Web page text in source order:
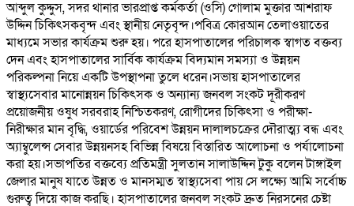
আব্দুল কুদ্দুস, সদর থানার ভারপ্রাপ্ত কর্মকর্তা (ওসি) গোলাম মুক্তার আশরাফ
উদ্দিন চিকিৎসকবৃন্দ এবং স্থানীয় নেতৃবৃন্দ।পবিত্র কোরআন তেলাওয়াতের
মাধ্যমে সভার কার্যক্রম শুরু হয়। পরে হাসপাতালের পরিচালক স্বাগত বক্তব্য
দেন এবং হাসপাতালের সার্বিক কার্যক্রম বিদ্যমান সমস্যা ও উন্নয়ন
পরিকল্পনা নিয়ে একটি উপস্থাপনা তুলে ধরেন।সভায় হাসপাতালের
স্বাস্থ্যসেবার মানোন্নয়ন চিকিৎসক ও অন্যান্য জনবল সংকট দূরীকরণ
প্রয়োজনীয় ওষুধ সরবরাহ নিশ্চিতকরণ, রোগীদের চিকিৎসা ও পরীক্ষা-
নিরীক্ষার মান বৃদ্ধি, ওয়ার্ডের পরিবেশ উন্নয়ন দালালচক্রের দৌরাত্ম্য বন্ধ এবং
অ্যাম্বুলেন্স সেবার উন্নয়নসহ বিভিন্ন বিষয়ে বিস্তারিত আলোচনা ও পর্যালোচনা
করা হয়।সভাপতির বক্তব্যে প্রতিমন্ত্রী সুলতান সালাউদ্দিন টুকু বলেন টাঙ্গাইল
জেলার মানুষ যাতে উন্নত ও মানসম্মত স্বাস্থ্যসেবা পায় সে লক্ষ্যে আমি সর্বোচ্চ
গুরুত্ব দিয়ে কাজ করছি। হাসপাতালের জনবল সংকট দ্রুত নিরসনের চেষ্টা